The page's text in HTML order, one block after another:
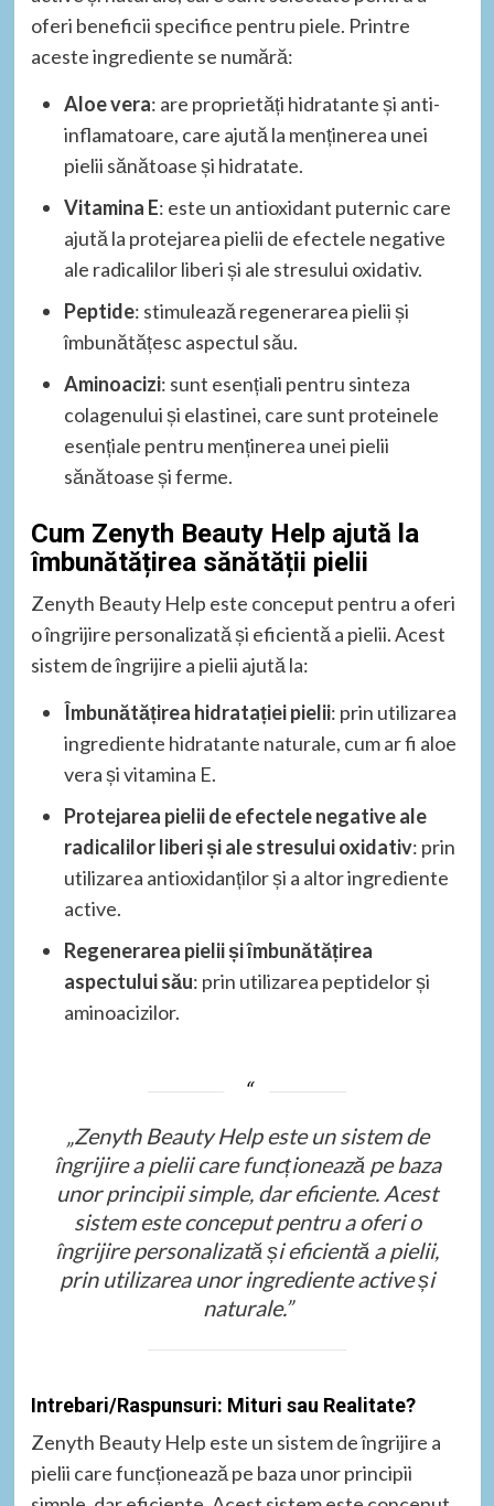
oferi beneficii specifice pentru piele. Printre
aceste ingrediente se numără:
Aloe vera: are proprietăți hidratante și anti-
inflamatoare, care ajută la menținerea unei
pielii sănătoase și hidratate.
Vitamina E: este un antioxidant puternic care
ajută la protejarea pielii de efectele negative
ale radicalilor liberi și ale stresului oxidativ.
Peptide: stimulează regenerarea pielii și
îmbunătățesc aspectul său.
Aminoacizi: sunt esențiali pentru sinteza
colagenului și elastinei, care sunt proteinele
esențiale pentru menținerea unei pielii
sănătoase și ferme.
Cum Zenyth Beauty Help ajută la
îmbunătățirea sănătății pielii
Zenyth Beauty Help este conceput pentru a oferi
o îngrijire personalizată și eficientă a pielii. Acest
sistem de îngrijire a pielii ajută la:
Îmbunătățirea hidratației pielii: prin utilizarea
ingrediente hidratante naturale, cum ar fi aloe
vera și vitamina E.
Protejarea pielii de efectele negative ale
radicalilor liberi și ale stresului oxidativ: prin
utilizarea antioxidanților și a altor ingrediente
active.
Regenerarea pielii și îmbunătățirea
aspectului său: prin utilizarea peptidelor și
aminoacizilor.
„Zenyth Beauty Help este un sistem de
îngrijire a pielii care funcționează pe baza
unor principii simple, dar eficiente. Acest
sistem este conceput pentru a oferi o
îngrijire personalizată și eficientă a pielii,
prin utilizarea unor ingrediente active și
naturale.”
Intrebari/Raspunsuri: Mituri sau Realitate?
Zenyth Beauty Help este un sistem de îngrijire a
pielii care funcționează pe baza unor principii